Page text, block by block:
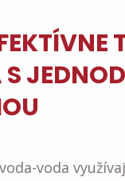
S
voda